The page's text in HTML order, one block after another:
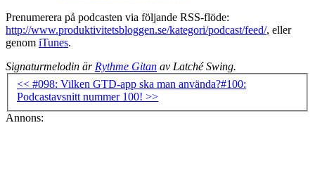
Prenumerera på podcasten via följande RSS-flöde:
http://www.produktivitetsbloggen.se/kategori/podcast/feed/, eller
genom iTunes.
Signaturmelodin är Rythme Gitan av Latché Swing.
<< #098: Vilken GTD-app ska man använda?#100:
Podcastavsnitt nummer 100! >>
Annons: